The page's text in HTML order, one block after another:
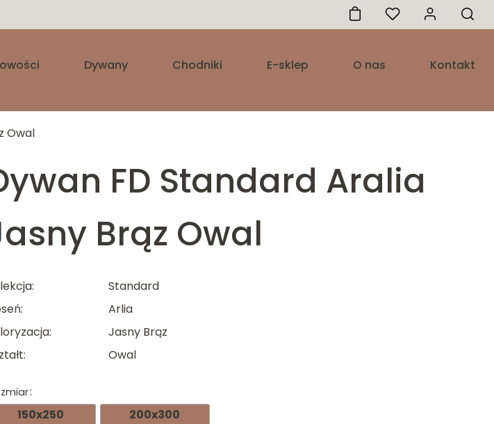
Dywany Chodniki E-sklep O nas Kontakt
Owal
FD Standard Aralia
Brąz Owal
Standard
Arlia
Jasny Brąz
Owal
150x250 200x300